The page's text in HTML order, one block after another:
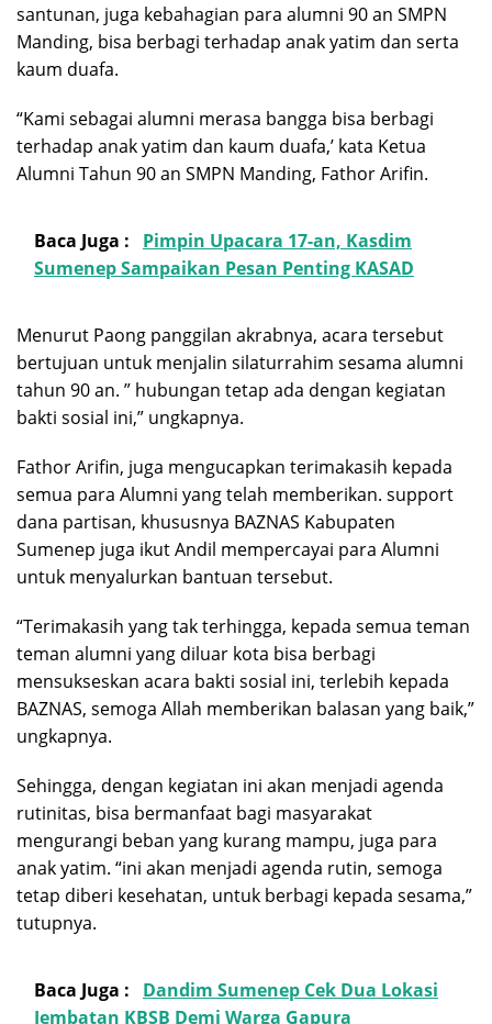
santunan, juga kebahagian para alumni 90 an SMPN
Manding, bisa berbagi terhadap anak yatim dan serta
kaum duafa.
“Kami sebagai alumni merasa bangga bisa berbagi
terhadap anak yatim dan kaum duafa,’ kata Ketua
Alumni Tahun 90 an SMPN Manding, Fathor Arifin.
Baca Juga :
Pimpin Upacara 17-an, Kasdim
Sumenep Sampaikan Pesan Penting KASAD
Menurut Paong panggilan akrabnya, acara tersebut
bertujuan untuk menjalin silaturrahim sesama alumni
tahun 90 an. ” hubungan tetap ada dengan kegiatan
bakti sosial ini,” ungkapnya.
Fathor Arifin, juga mengucapkan terimakasih kepada
semua para Alumni yang telah memberikan. support
dana partisan, khususnya BAZNAS Kabupaten
Sumenep juga ikut Andil mempercayai para Alumni
untuk menyalurkan bantuan tersebut.
“Terimakasih yang tak terhingga, kepada semua teman
teman alumni yang diluar kota bisa berbagi
mensukseskan acara bakti sosial ini, terlebih kepada
BAZNAS, semoga Allah memberikan balasan yang baik,”
ungkapnya.
Sehingga, dengan kegiatan ini akan menjadi agenda
rutinitas, bisa bermanfaat bagi masyarakat
mengurangi beban yang kurang mampu, juga para
anak yatim. “ini akan menjadi agenda rutin, semoga
tetap diberi kesehatan, untuk berbagi kepada sesama,”
tutupnya.
Baca Juga :
Dandim Sumenep Cek Dua Lokasi
Jembatan KBSB Demi Warga Gapura